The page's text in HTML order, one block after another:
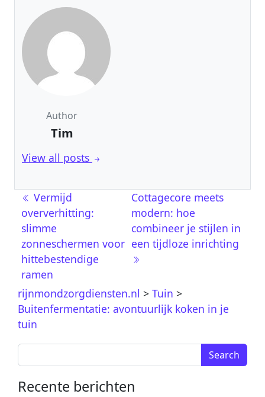
Author
Tim
View all posts
Berichtnavigatie
Vermijd
oververhitting:
slimme
zonneschermen voor
hittebestendige
ramen
Cottagecore meets
modern: hoe
combineer je stijlen in
een tijdloze inrichting
rijnmondzorgdiensten.nl > Tuin >
Buitenfermentatie: avontuurlijk koken in je
tuin
Search for:
Recente berichten